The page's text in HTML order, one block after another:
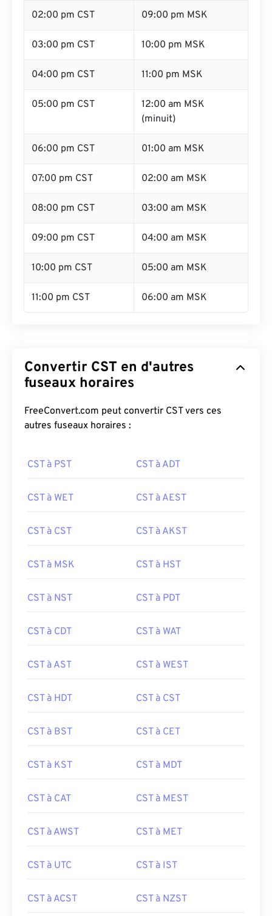
02:00 pm CST 09:00 pm MSK
03:00 pm CST 10:00 pm MSK
04:00 pm CST 11:00 pm MSK
05:00 pm CST
12:00 am MSK
(minuit)
06:00 pm CST 01:00 am MSK
07:00 pm CST 02:00 am MSK
08:00 pm CST 03:00 am MSK
09:00 pm CST 04:00 am MSK
10:00 pm CST 05:00 am MSK
11:00 pm CST 06:00 am MSK
Convertir CST en d'autres
fuseaux horaires
FreeConvert.com peut convertir CST vers ces
autres fuseaux horaires :
CST à PST CST à ADT
CST à WET CST à AEST
CST à CST CST à AKST
CST à MSK CST à HST
CST à NST CST à PDT
CST à CDT CST à WAT
CST à AST CST à WEST
CST à HDT CST à CST
CST à BST CST à CET
CST à KST CST à MDT
CST à CAT CST à MEST
CST à AWST CST à MET
CST à UTC CST à IST
CST à ACST CST à NZST